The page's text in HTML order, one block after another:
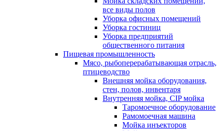
все виды полов
Уборка офисных помещений
Уборка гостиниц
Уборка предприятий
общественного питания
Пищевая промышленность
Мясо, рыбоперерабатывающая отрасль,
птицеводство
Внешняя мойка оборудования,
стен, полов, инвентаря
Внутренняя мойка, CIP мойка
Таромоечное оборудование
Рамомоечная машина
Мойка инъекторов